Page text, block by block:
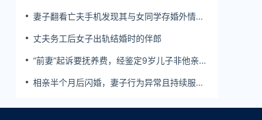
妻子翻看亡夫手机发现其与女同学存婚外情，
丈夫务工后女子出轨结婚时的伴郎
“前妻”起诉要抚养费，经鉴定9岁儿子非他亲
相亲半个月后闪婚，妻子行为异常且持续服
病，撤销两人婚姻关系